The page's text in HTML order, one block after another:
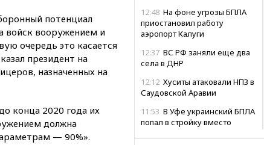
12:48 На фоне угрозы БПЛА
приостановил работу
аэропорт Калуги
12:37 ВС РФ заняли еще два
села в ДНР
12:12 Хуситы атаковали НПЗ в
Саудовской Аравии
11:53 В Уфе украинский БПЛА
попал в стройку вместо
потенциал
войск вооружением и
очередь это касается
президент на
назначенных на
конца 2020 года их
должна
— 90%».